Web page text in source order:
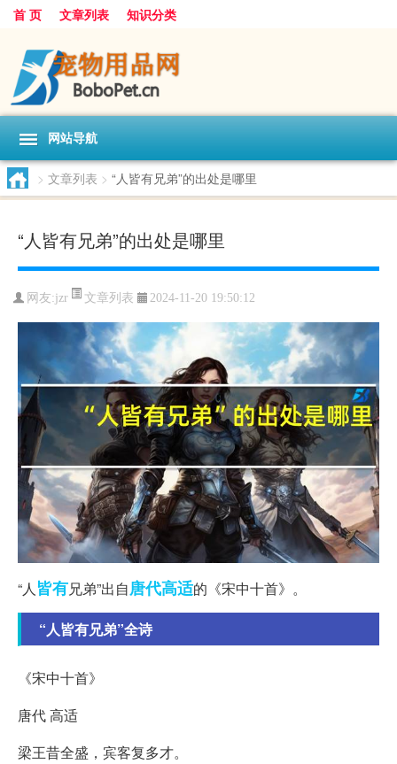
首 页 文章列表 知识分类
网站导航
> 文章列表 > “人皆有兄弟”的出处是哪里
“人皆有兄弟”的出处是哪里
网友:jzr 文章列表 2024-11-20 19:50:12
“人皆有兄弟”出自唐代高适的《宋中十首》。
“人皆有兄弟”全诗
《宋中十首》
唐代 高适
梁王昔全盛，宾客复多才。